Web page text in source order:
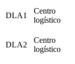
DLA1
Centro
logístico
DLA2
Centro
logístico